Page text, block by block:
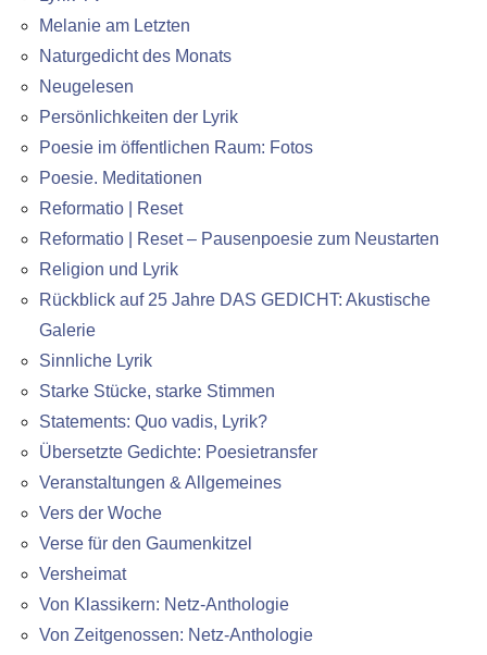
Melanie am Letzten
Naturgedicht des Monats
Neugelesen
Persönlichkeiten der Lyrik
Poesie im öffentlichen Raum: Fotos
Poesie. Meditationen
Reformatio | Reset
Reformatio | Reset – Pausenpoesie zum Neustarten
Religion und Lyrik
Rückblick auf 25 Jahre DAS GEDICHT: Akustische
Galerie
Sinnliche Lyrik
Starke Stücke, starke Stimmen
Statements: Quo vadis, Lyrik?
Übersetzte Gedichte: Poesietransfer
Veranstaltungen & Allgemeines
Vers der Woche
Verse für den Gaumenkitzel
Versheimat
Von Klassikern: Netz-Anthologie
Von Zeitgenossen: Netz-Anthologie